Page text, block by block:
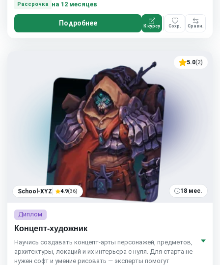
Рассрочка на 12 месяцев
Подробнее К курсу Сохр. Сравн.
5.0(2)
School-XYZ 4.9(36) 18 мес.
Диплом
Концепт-художник
Научись создавать концепт-арты персонажей, предметов,
архитектуры, локаций и их интерьера с нуля. Для старта не
нужен софт и умение рисовать — эксперты помогут